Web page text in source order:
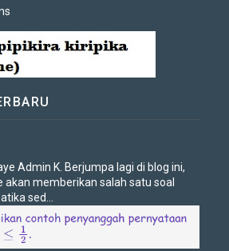
Admin K. Berjumpa lagi di blog ini,
akan memberikan salah satu soal
sed...